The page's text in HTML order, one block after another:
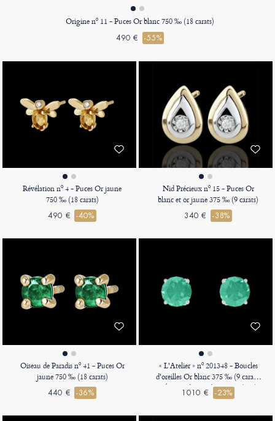
Origine nº 11 - Puces Or blanc 750 ‰ (18 carats)
490 € -55%
Révélation nº 4 - Puces Or jaune
750 ‰ (18 carats)
490 € -40%
Nid Précieux nº 15 - Puces Or
blanc et or jaune 375 ‰ (9 carats)
340 € -38%
Oiseau de Paradis nº 41 - Puces Or
jaune 750 ‰ (18 carats)
440 € -36%
« L'Atelier » nº 201348 - Boucles
d'oreilles Or blanc 375 ‰ (9 carats)
- Émeraude Rond 0.3 carat (2 X)
1010 € -23%